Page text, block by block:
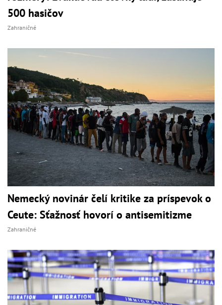
500 hasičov
Zahraničné
Nemecký novinár čelí kritike za príspevok o
Ceute: Sťažnosť hovorí o antisemitizme
Zahraničné